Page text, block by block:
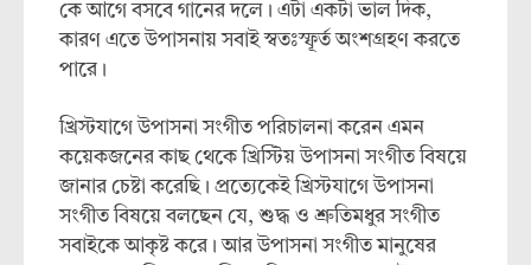
কে আগে বসবে গানের দলে। এটা একটা ভাল দিক,
কারণ এতে উপাসনায় সবাই স্বতঃস্ফূর্ত অংশগ্রহণ করতে
পারে।
খ্রিস্টযাগে উপাসনা সংগীত পরিচালনা করেন এমন
কয়েকজনের কাছ থেকে খ্রিস্টিয় উপাসনা সংগীত বিষয়ে
জানার চেষ্টা করেছি। প্রত্যেকেই খ্রিস্টযাগে উপাসনা
সংগীত বিষয়ে বলছেন যে, শুদ্ধ ও শ্রুতিমধুর সংগীত
সবাইকে আকৃষ্ট করে। আর উপাসনা সংগীত মানুষের